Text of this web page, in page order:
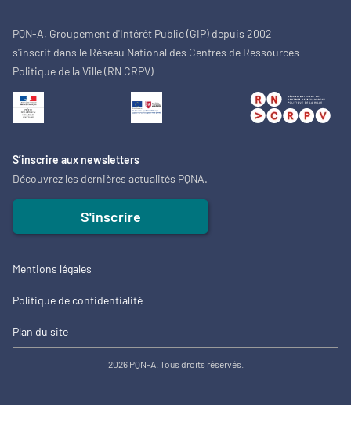
PQN-A, Groupement d'Intérêt Public (GIP) depuis 2002
s'inscrit dans le Réseau National des Centres de Ressources
Politique de la Ville (RN CRPV)
S’inscrire aux newsletters
Découvrez les dernières actualités PQNA.
S'inscrire
Mentions légales
Politique de confidentialité
Plan du site
2026 PQN-A. Tous droits réservés.